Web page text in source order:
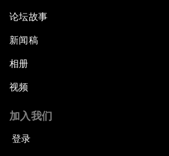
论坛故事
新闻稿
相册
视频
加入我们
登录